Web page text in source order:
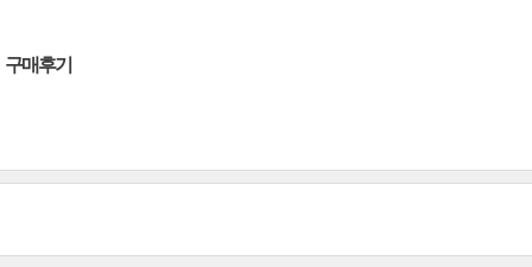
구매후기